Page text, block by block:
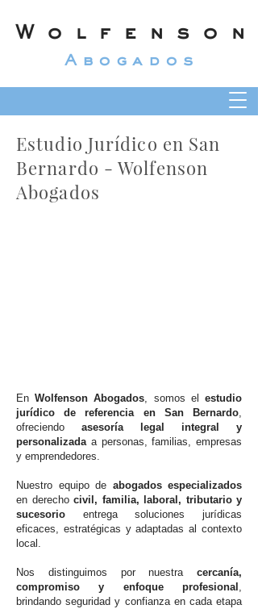
Wolfenson
Abogados
Estudio Jurídico en San
Bernardo - Wolfenson
Abogados
EnWolfenson Abogados, somos elestudio
jurídico de referencia en San Bernardo,
ofreciendo asesoría legal integral y
personalizadaa personas, familias, empresas
y emprendedores.
Nuestro equipo de abogados especializados
en derecho civil, familia, laboral, tributario y
sucesorio entrega soluciones jurídicas
eficaces, estratégicas y adaptadas al contexto
local.
Nos distinguimos por nuestra cercanía,
compromiso y enfoque profesional ,
brindando seguridad y confianza en cada etapa